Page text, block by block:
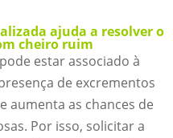
ajuda a resolver o
cheiro ruim
estar associado à
de excrementos
aumenta as chances de
Por isso, solicitar a